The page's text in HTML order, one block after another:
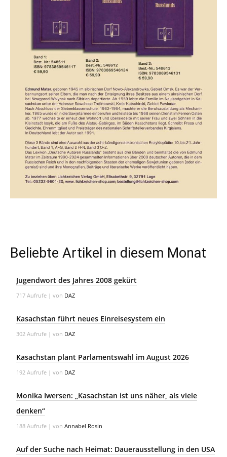
Beliebte Artikel in diesem Monat
Jugendwort des Jahres 2008 gekürt
717 Aufrufe | von DAZ
Kasachstan führt neues Einreisesystem ein
302 Aufrufe | von DAZ
Kasachstan plant Parlamentswahl im August 2026
192 Aufrufe | von DAZ
Monika Iwersen: „Kasachstan ist uns näher, als viele
denken“
188 Aufrufe | von Annabel Rosin
Auf der Suche nach Heimat: Dauerausstellung in den USA